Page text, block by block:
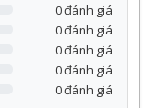
0 đánh giá
0 đánh giá
0 đánh giá
0 đánh giá
0 đánh giá
ái mang đến cảm